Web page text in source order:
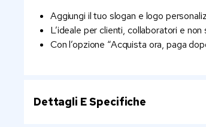
Aggiungi il tuo slogan e logo
L’ideale per clienti, collaboratori e non
Con l’opzione “Acquista ora, paga
Dettagli E Specifiche